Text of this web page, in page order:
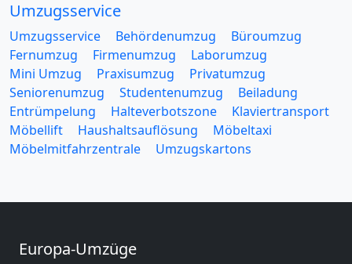
Umzugsservice
Umzugsservice Behördenumzug
Büroumzug
Fernumzug
Firmenumzug
Laborumzug
Mini Umzug
Praxisumzug
Privatumzug
Seniorenumzug
Studentenumzug
Beiladung
Entrümpelung
Halteverbotszone
Klaviertransport
Möbellift
Haushaltsauflösung
Möbeltaxi
Möbelmitfahrzentrale
Umzugskartons
Europa-Umzüge